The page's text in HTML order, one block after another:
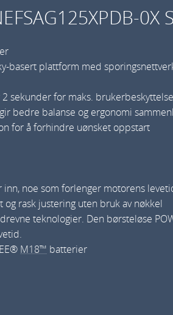
V
l
s
l
r
0X
basert plattform med
sekunder for maks. brukerbeskyttelse
bedre balanse og ergonomi
for å forhindre uønsket oppstart
noe som forlenger motorens
rask justering uten bruk av nøkkel
teknologier. Den børsteløse
M18™ batterier